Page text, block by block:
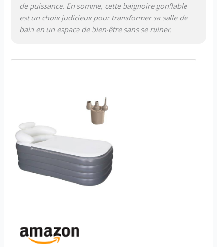
de puissance. En somme, cette baignoire gonflable
est un choix judicieux pour transformer sa salle de
bain en un espace de bien-être sans se ruiner.